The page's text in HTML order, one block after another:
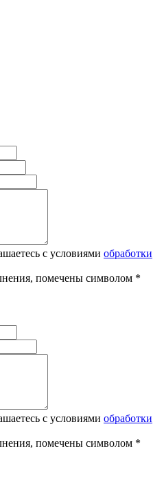
с условиями обработки
помечены символом *
с условиями обработки
помечены символом *